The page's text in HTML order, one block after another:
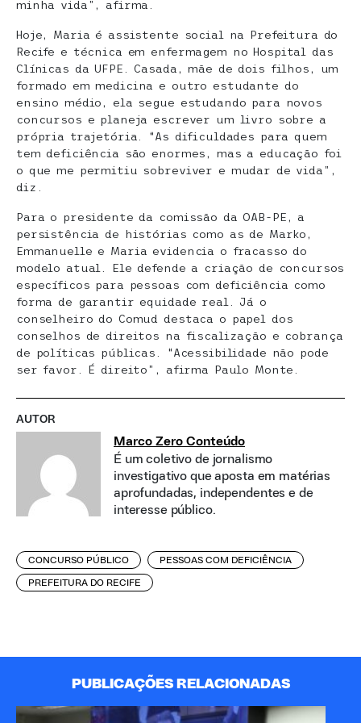
minha vida”, afirma.
Hoje, Maria é assistente social na Prefeitura do
Recife e técnica em enfermagem no Hospital das
Clínicas da UFPE. Casada, mãe de dois filhos, um
formado em medicina e outro estudante do
ensino médio, ela segue estudando para novos
concursos e planeja escrever um livro sobre a
própria trajetória. “As dificuldades para quem
tem deficiência são enormes, mas a educação foi
o que me permitiu sobreviver e mudar de vida”,
diz.
Para o presidente da comissão da OAB-PE, a
persistência de histórias como as de Marko,
Emmanuelle e Maria evidencia o fracasso do
modelo atual. Ele defende a criação de concursos
específicos para pessoas com deficiência como
forma de garantir equidade real. Já o
conselheiro do Comud destaca o papel dos
conselhos de direitos na fiscalização e cobrança
de políticas públicas. “Acessibilidade não pode
ser favor. É direito”, afirma Paulo Monte.
AUTOR
Marco Zero Conteúdo
É um coletivo de jornalismo
investigativo que aposta em matérias
aprofundadas, independentes e de
interesse público.
CONCURSO PÚBLICO PESSOAS COM DEFICIÊNCIA
PREFEITURA DO RECIFE
PUBLICAÇÕES RELACIONADAS